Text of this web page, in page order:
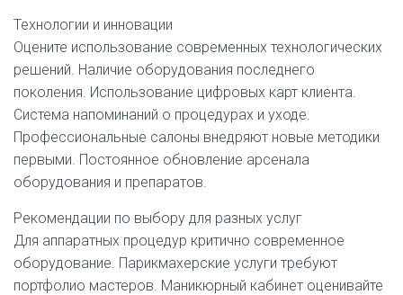
Технологии и инновации
Оцените использование современных технологических
решений. Наличие оборудования последнего
поколения. Использование цифровых карт клиента.
Система напоминаний о процедурах и уходе.
Профессиональные салоны внедряют новые методики
первыми. Постоянное обновление арсенала
оборудования и препаратов.
Рекомендации по выбору для разных услуг
Для аппаратных процедур критично современное
оборудование. Парикмахерские услуги требуют
портфолио мастеров. Маникюрный кабинет оценивайте